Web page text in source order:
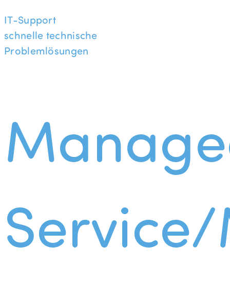
IT-Support
schnelle technische
Problemlösungen